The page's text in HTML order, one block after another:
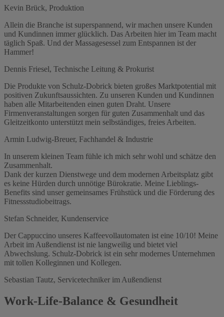
Kevin Brück, Produktion
Allein die Branche ist superspannend, wir machen unsere Kunden
und Kundinnen immer glücklich. Das Arbeiten hier im Team macht
täglich Spaß. Und der Massagesessel zum Entspannen ist der
Hammer!
Dennis Friesel, Technische Leitung & Prokurist
Die Produkte von Schulz-Dobrick bieten großes Marktpotential mit
positiven Zukunftsaussichten. Zu unseren Kunden und Kundinnen
haben alle Mitarbeitenden einen guten Draht. Unsere
Firmenveranstaltungen sorgen für guten Zusammenhalt und das
Gleitzeitkonto unterstützt mein selbständiges, freies Arbeiten.
Armin Ludwig-Breuer, Fachhandel & Industrie
In unserem kleinen Team fühle ich mich sehr wohl und schätze den
Zusammenhalt.
Dank der kurzen Dienstwege und dem modernen Arbeitsplatz gibt
es keine Hürden durch unnötige Bürokratie. Meine Lieblings-
Benefits sind unser gemeinsames Frühstück und die Förderung des
Fitnessstudiobeitrags.
Stefan Schneider, Kundenservice
Der Cappuccino unseres Kaffeevollautomaten ist eine 10/10! Meine
Arbeit im Außendienst ist nie langweilig und bietet viel
Abwechslung. Schulz-Dobrick ist ein sehr modernes Unternehmen
mit tollen Kolleginnen und Kollegen.
Sebastian Tautz, Servicetechniker im Außendienst
Work-Life-Balance & Gesundheit